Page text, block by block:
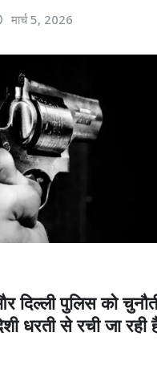
मार्च 5, 2026
दिल्ली पुलिस को
धरती से रची जा रही